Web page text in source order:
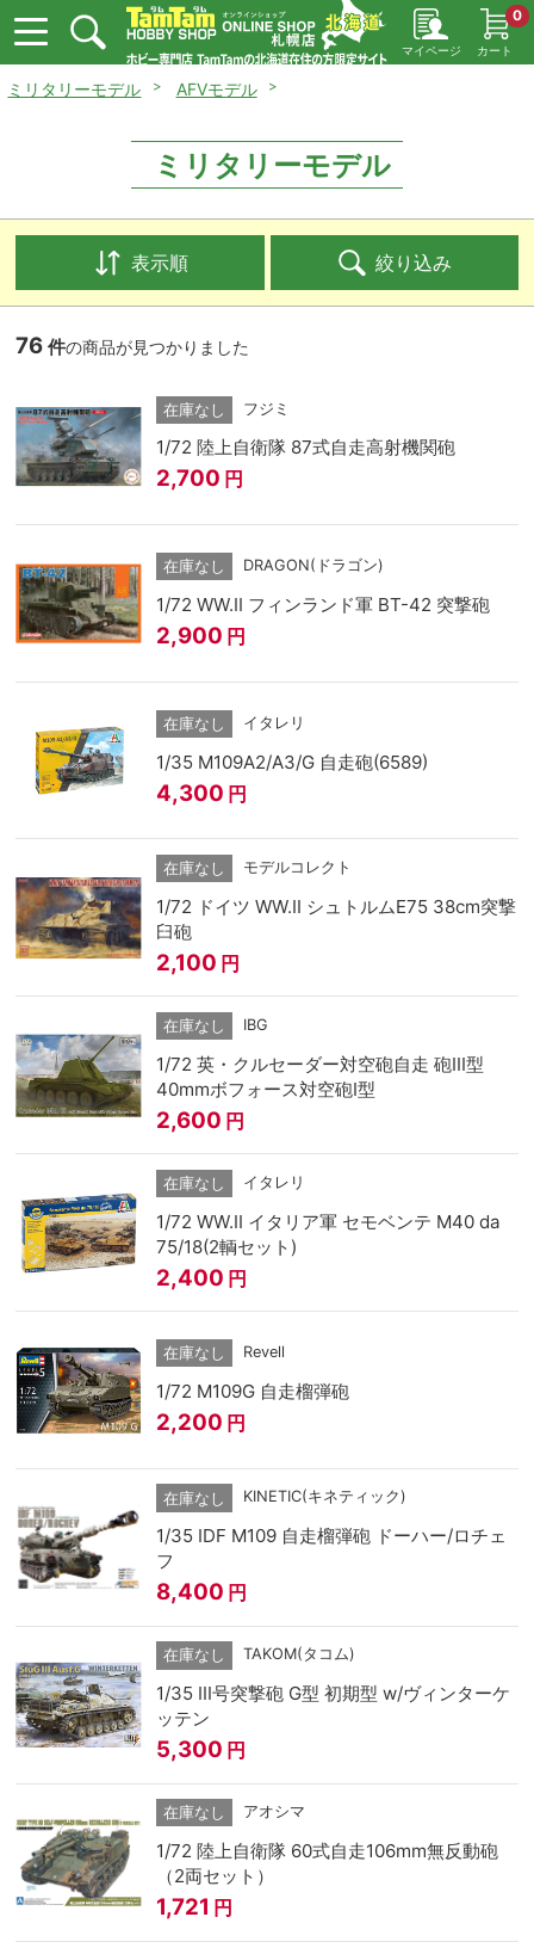
マイページ カート
0
ミリタリーモデル AFVモデル
ミリタリーモデル
表示順 絞り込み
76 件の商品が見つかりました
在庫なし フジミ
1/72 陸上自衛隊 87式自走高射機関砲
2,700 円
在庫なし DRAGON(ドラゴン)
1/72 WW.II フィンランド軍 BT-42 突撃砲
2,900 円
在庫なし イタレリ
1/35 M109A2/A3/G 自走砲(6589)
4,300 円
在庫なし モデルコレクト
1/72 ドイツ WW.II シュトルムE75 38cm突撃
臼砲
2,100 円
在庫なし IBG
1/72 英・クルセーダー対空砲自走 砲III型
40mmボフォース対空砲I型
2,600 円
在庫なし イタレリ
1/72 WW.II イタリア軍 セモベンテ M40 da
75/18(2輌セット)
2,400 円
在庫なし Revell
1/72 M109G 自走榴弾砲
2,200 円
在庫なし KINETIC(キネティック)
1/35 IDF M109 自走榴弾砲 ドーハー/ロチェ
フ
8,400 円
在庫なし TAKOM(タコム)
1/35 Ⅲ号突撃砲 G型 初期型 w/ヴィンターケ
ッテン
5,300 円
在庫なし アオシマ
1/72 陸上自衛隊 60式自走106mm無反動砲
（2両セット）
1,721 円